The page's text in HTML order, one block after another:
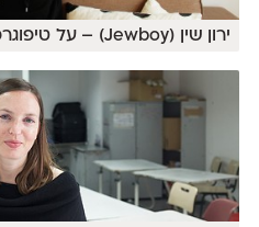
ירון שין (Jewboy) – על טיפוגרפיה, רעש מתמשך,